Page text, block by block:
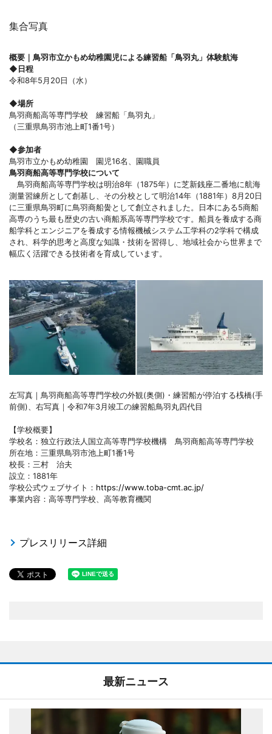
集合写真
概要｜鳥羽市立かもめ幼稚園児による練習船「鳥羽丸」体験航海
◆日程
令和8年5月20日（水）
◆場所
鳥羽商船高等専門学校 練習船「鳥羽丸」
（三重県鳥羽市池上町1番1号）
◆参加者
鳥羽市立かもめ幼稚園 園児16名、園職員
鳥羽商船高等専門学校について
鳥羽商船高等専門学校は明治8年（1875年）に芝新銭座二番地に航海
測量習練所として創基し、その分校として明治14年（1881年）8月20日
に三重県鳥羽町に鳥羽商船黌として創立されました。日本にある5商船
高専のうち最も歴史の古い商船系高等専門学校です。船員を養成する商
船学科とエンジニアを養成する情報機械システム工学科の2学科で構成
され、科学的思考と高度な知識・技術を習得し、地域社会から世界まで
幅広く活躍できる技術者を育成しています。
左写真｜鳥羽商船高等専門学校の外観(奥側)・練習船が停泊する桟橋(手
前側)、右写真｜令和7年3月竣工の練習船鳥羽丸四代目
【学校概要】
学校名：独立行政法人国立高等専門学校機構 鳥羽商船高等専門学校
所在地：三重県鳥羽市池上町1番1号
校長：三村 治夫
設立：1881年
学校公式ウェブサイト： https://www.toba-cmt.ac.jp/
事業内容：高等専門学校、高等教育機関
プレスリリース詳細
最新ニュース